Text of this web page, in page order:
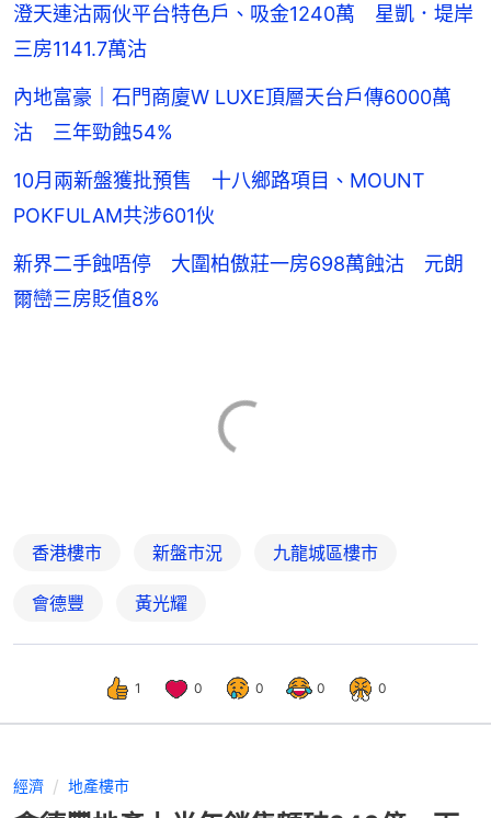
澄天連沽兩伙平台特色戶、吸金1240萬 星凱．堤岸
三房1141.7萬沽
內地富豪｜石門商廈W LUXE頂層天台戶傳6000萬
沽 三年勁蝕54%
10月兩新盤獲批預售 十八鄉路項目、MOUNT
POKFULAM共涉601伙
新界二手蝕唔停 大圍柏傲莊一房698萬蝕沽 元朗
爾巒三房貶值8%
香港樓市 新盤市況 九龍城區樓市
會德豐 黃光耀
1 0 0 0 0
經濟 地產樓市